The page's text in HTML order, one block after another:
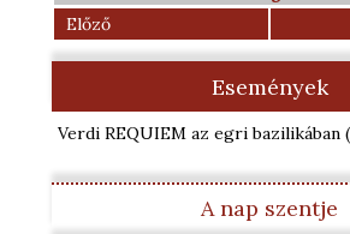
Előző
Események
Verdi REQUIEM az egri bazilikában
A nap szentje